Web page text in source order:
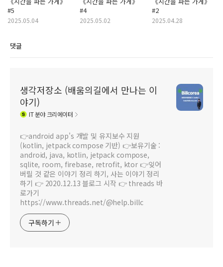
#5
2025.05.04
#4
2025.05.02
#2
2025.04.28
댓글
생각저장소 (배움의길에서 만나는 이
야기)
IT분야 크리에이터
👉android app's 개발 및 유지보수 지원
(kotlin, jetpack compose 기반) 👉보유기술 :
android, java, kotlin, jetpack compose,
sqlite, room, firebase, retrofit, ktor 👉잊어
버릴 것 같은 이야기 정리 하기, 사는 이야기 정리
하기 👉 2020.12.13 블로그 시작 👉 threads 바
로가기
https://www.threads.net/@help.billc
구독하기